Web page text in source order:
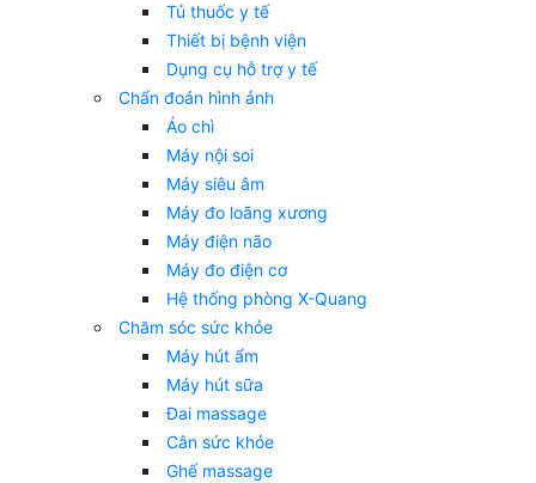
Tủ thuốc y tế
Thiết bị bệnh viện
Dụng cụ hỗ trợ y tế
Chẩn đoán hình ảnh
Áo chì
Máy nội soi
Máy siêu âm
Máy đo loãng xương
Máy điện não
Máy đo điện cơ
Hệ thống phòng X-Quang
Chăm sóc sức khỏe
Máy hút ẩm
Máy hút sữa
Đai massage
Cân sức khỏe
Ghế massage